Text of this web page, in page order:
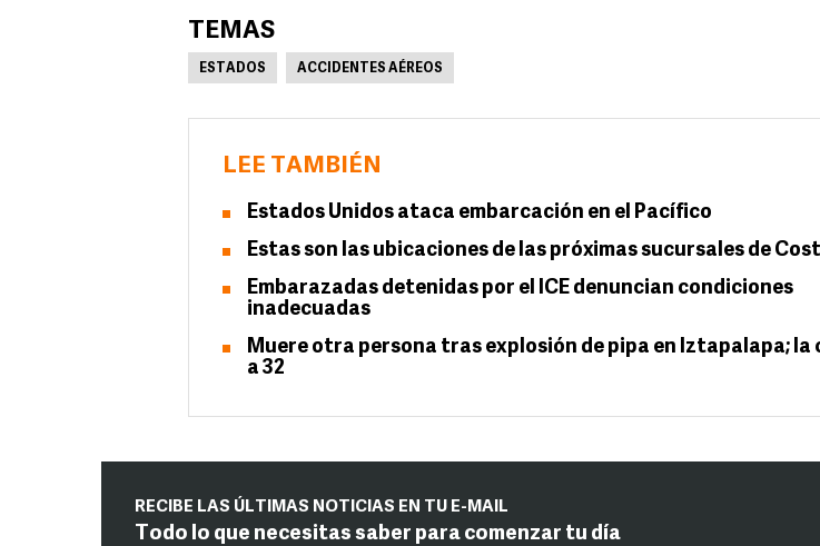
TEMAS
ESTADOS ACCIDENTES AÉREOS
LEE TAMBIÉN
Estados Unidos ataca embarcación en el Pacífico
Estas son las ubicaciones de las próximas sucursales de
Embarazadas detenidas por el ICE denuncian condiciones
inadecuadas
Muere otra persona tras explosión de pipa en Iztapalapa; la
a 32
RECIBE LAS ÚLTIMAS NOTICIAS EN TU E-MAIL
Todo lo que necesitas saber para comenzar tu día